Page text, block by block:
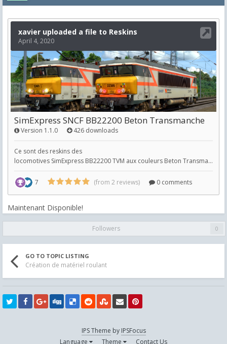
Maintenant Disponible!
Followers 0
GO TO TOPIC LISTING
Création de matériel roulant
IPS Theme by IPSFocus
Language
Theme Contact Us